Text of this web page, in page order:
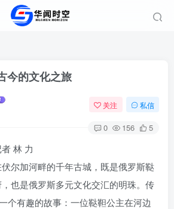
今的文化之旅
关注 私信
0 156 5
林 力
尔加河畔的千年古城，既是俄罗斯鞑
也是俄罗斯多元文化交汇的明珠。传
个有趣的故事：一位鞑靼公主在河边